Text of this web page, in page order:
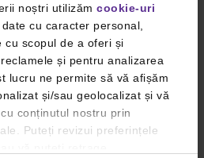
noștri utilizăm cookie-uri
cu caracter personal,
cu scopul de a oferi și
și pentru analizarea
lucru ne permite să vă afișăm
și/sau geolocalizat și vă
conținutul nostru prin
Puteți revizui preferințele